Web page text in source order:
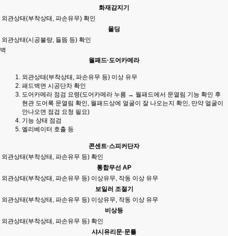
화재감지기
외관상태(부착상태, 파손유무) 확인
몰딩
외관상태(시공불량, 들뜸 등) 확인
벽
월패드·도어카메라
외관상태(부착상태, 파손유무 등) 이상 유무
패드벽면 시공단차 확인
도어카메라 점검 요령(도어카메라 누름 → 월패드에서 문열림 기능 확인 후
현관 도어록 문열림 확인, 월패드상에 얼굴이 잘 나오는지 확인, 만약 얼굴이
안나오면 점검 요청 필요)
기능 상태 점검
엘리베이터 호출 등
콘센트·스피커단자
외관상태(부착상태, 파손유무 등) 확인
통합무선 AP
외관상태(부착상태, 파손유무 등) 이상유무, 작동 이상 유무
보일러 조절기
외관상태(부착상태, 파손유무 등) 이상유무, 작동 이상 유무
비상등
외관상태(부착상태, 파손유무 등) 확인
샤시유리문·문틀